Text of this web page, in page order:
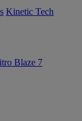
Kinetic Tech
Blaze 7